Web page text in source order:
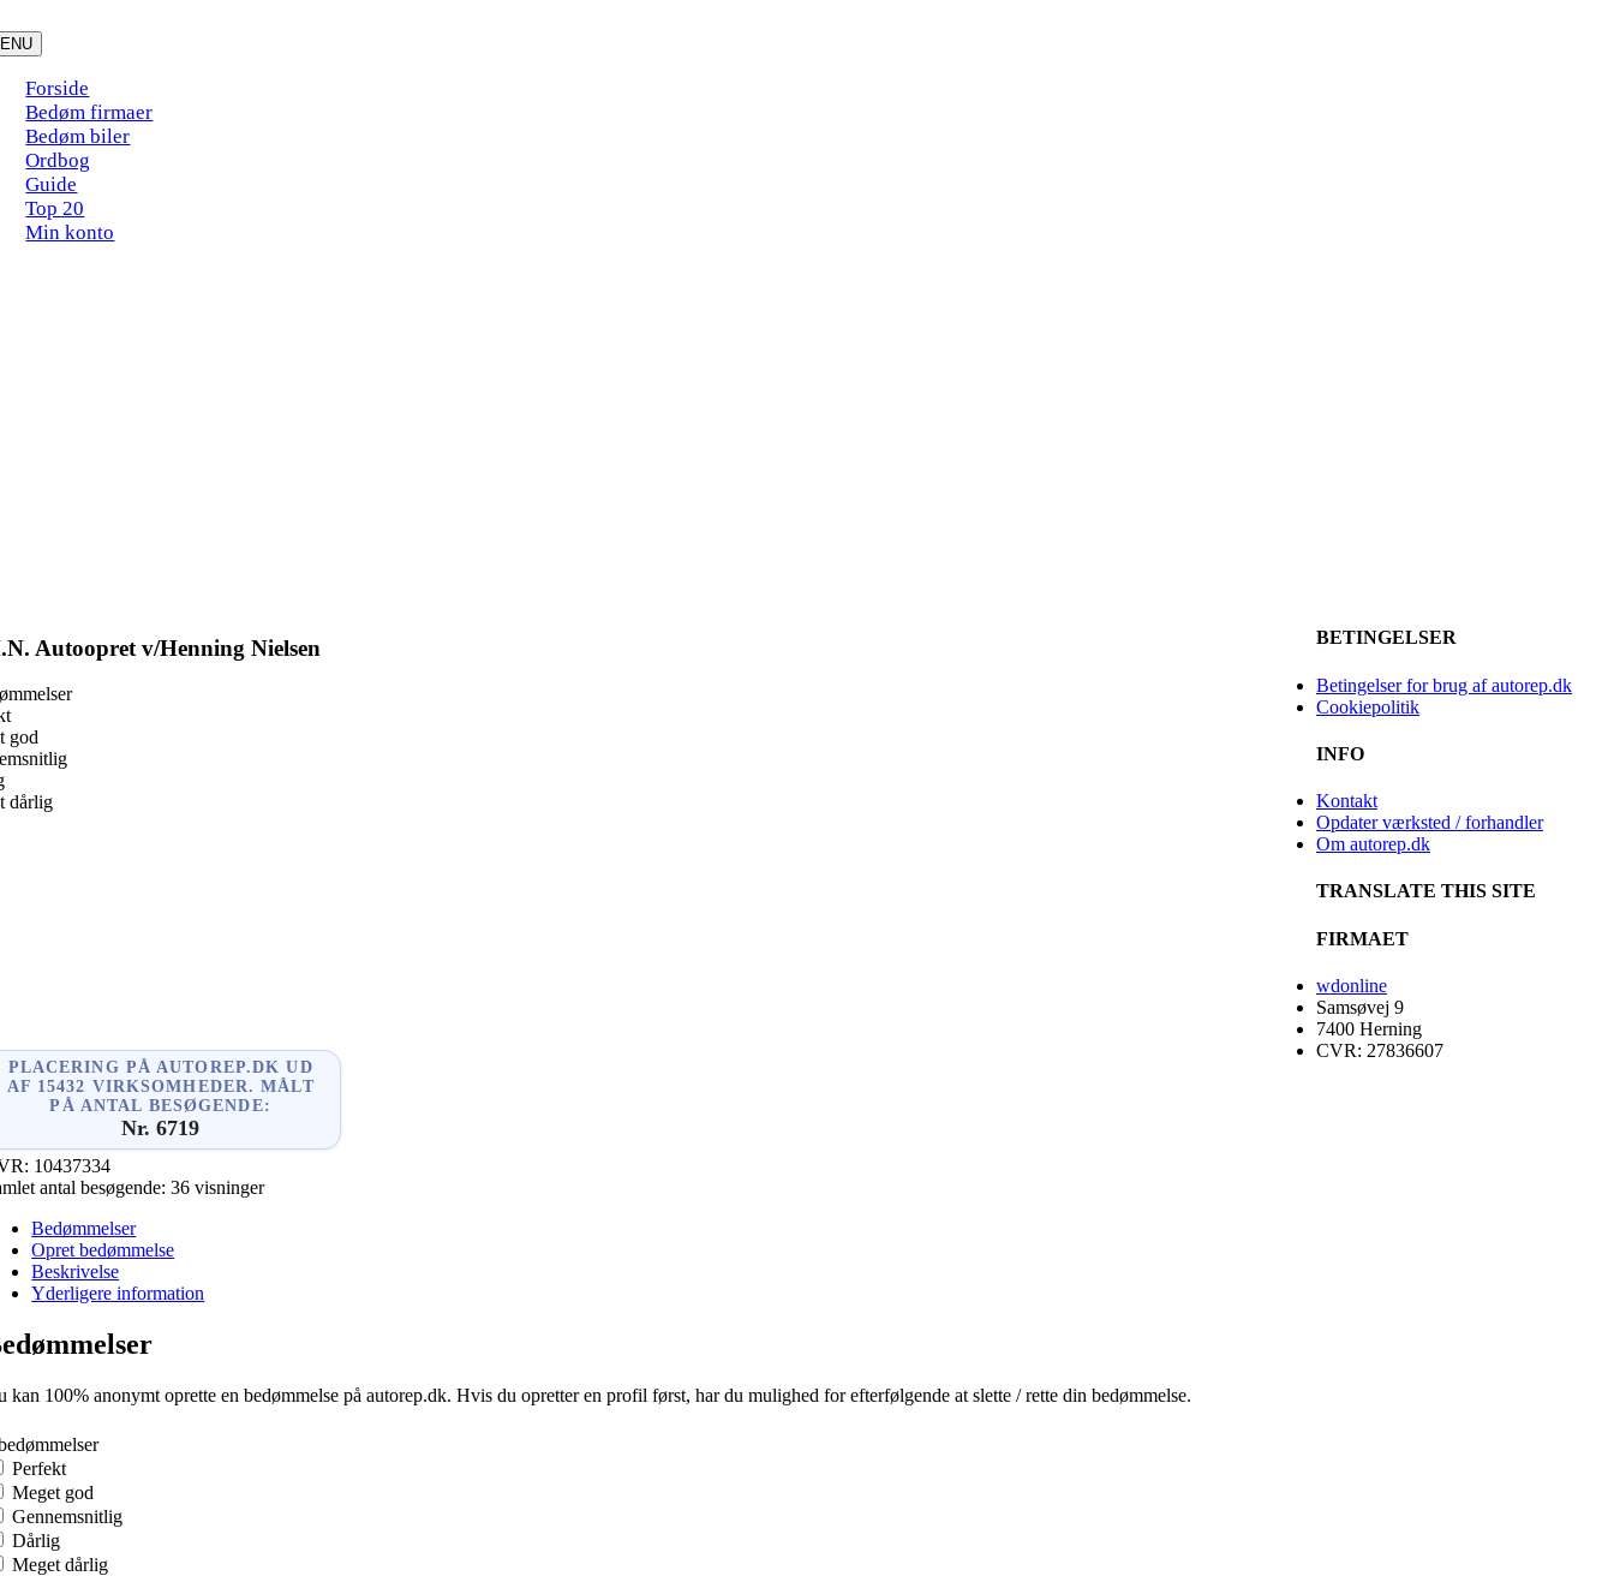
to
content
Forside
Bedøm firmaer
Bedøm biler
Ordbog
Guide
Top 20
Min konto
Autoopret v/Henning Nielsen
god
dårlig
PLACERING PÅ AUTOREP.DK UD
AF 15432 VIRKSOMHEDER. MÅLT
PÅ ANTAL BESØGENDE:
Nr. 6719
10437334
antal besøgende:36 visninger
Bedømmelser
Opret bedømmelse
Beskrivelse
Yderligere information
kan 100% anonymt oprette en bedømmelse på autorep.dk. Hvis du opretter en profil først, har du mulighed for efterfølgende at slette / rette din bedømmelse.
Perfekt
Meget god
Gennemsnitlig
Dårlig
Meget dårlig
BETINGELSER
Betingelser for brug af autorep.dk
Cookiepolitik
INFO
Kontakt
Opdater værksted / forhandler
Om autorep.dk
TRANSLATE THIS SITE
FIRMAET
wdonline
Samsøvej 9
7400 Herning
CVR: 27836607